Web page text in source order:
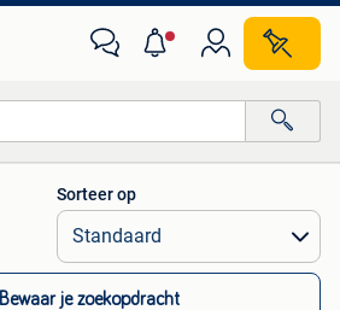
Alle afstanden…
Sorteer op
Bewaar je zoekopdracht